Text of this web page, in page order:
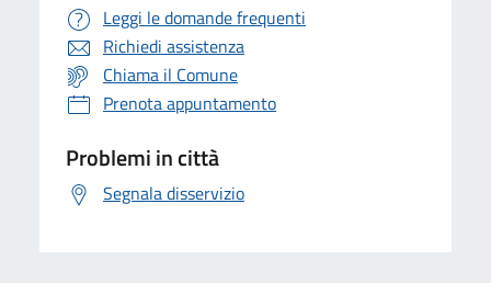
Leggi le domande frequenti
Richiedi assistenza
Chiama il Comune
Prenota appuntamento
Problemi in città
Segnala disservizio